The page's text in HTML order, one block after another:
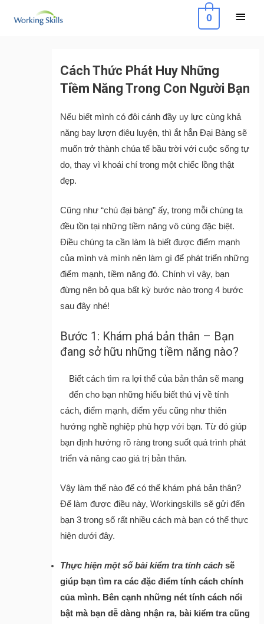
0
Cách Thức Phát Huy Những
Tiềm Năng Trong Con Người Bạn
Nếu biết mình có đôi cánh đầy uy lực cùng khả
năng bay lượn điêu luyện, thì ắt hẳn Đại Bàng sẽ
muốn trở thành chúa tể bầu trời với cuộc sống tự
do, thay vì khoái chí trong một chiếc lồng thật
đẹp.
Cũng như “chú đại bàng” ấy, trong mỗi chúng ta
đều tồn tại những tiềm năng vô cùng đặc biệt.
Điều chúng ta cần làm là biết được điểm mạnh
của mình và mình nên làm gì để phát triển những
điểm mạnh, tiềm năng đó. Chính vì vậy, bạn
đừng nên bỏ qua bất kỳ bước nào trong 4 bước
sau đây nhé!
Bước 1: Khám phá bản thân – Bạn
đang sở hữu những tiềm năng nào?
Biết cách tìm ra lợi thế của bản thân sẽ mang
đến cho bạn những hiểu biết thú vị về tính
cách, điểm mạnh, điểm yếu cũng như thiên
hướng nghề nghiệp phù hợp với bạn. Từ đó giúp
bạn định hướng rõ ràng trong suốt quá trình phát
triển và nâng cao giá trị bản thân.
Vậy làm thế nào để có thể khám phá bản thân?
Để làm được điều này, Workingskills sẽ gửi đến
bạn 3 trong số rất nhiều cách mà bạn có thể thực
hiện dưới đây.
Thực hiện một số bài kiểm tra tính cách sẽ
giúp bạn tìm ra các đặc điểm tính cách chính
của mình. Bên cạnh những nét tính cách nổi
bật mà bạn dễ dàng nhận ra, bài kiểm tra cũng